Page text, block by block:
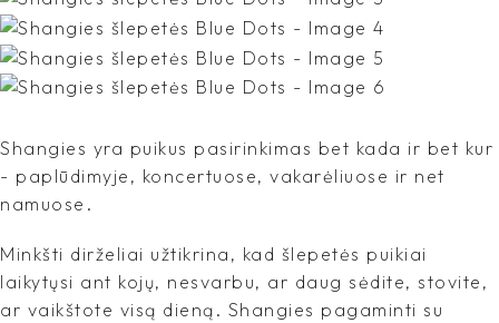
Shangies yra puikus pasirinkimas bet kada ir bet kur
- paplūdimyje, koncertuose, vakarėliuose ir net
namuose.
Minkšti dirželiai užtikrina, kad šlepetės puikiai
laikytųsi ant kojų, nesvarbu, ar daug sėdite, stovite,
ar vaikštote visą dieną. Shangies pagaminti su